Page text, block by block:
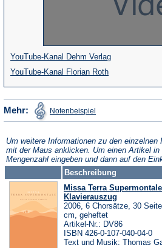
YouTube-Kanal Dehm Verlag(Öffnet
einem
neuen
YouTube-Kanal Florian Roth(Öffnet
in
einem
Mehr: Notenbeispiel in
einem
Tab)
Um weitere Informationen zu den
mit der Maus anklicken. Um einen Artikel
Mengenzahl eingeben und dann auf den
Beschreibung
Missa Terra
Klavierauszug
2006, 6 Chorsätze, 30
cm, geheftet
Artikel-Nr.: DV86
ISBN 426-0-107-040-04-0
Text und Musik: Thomas